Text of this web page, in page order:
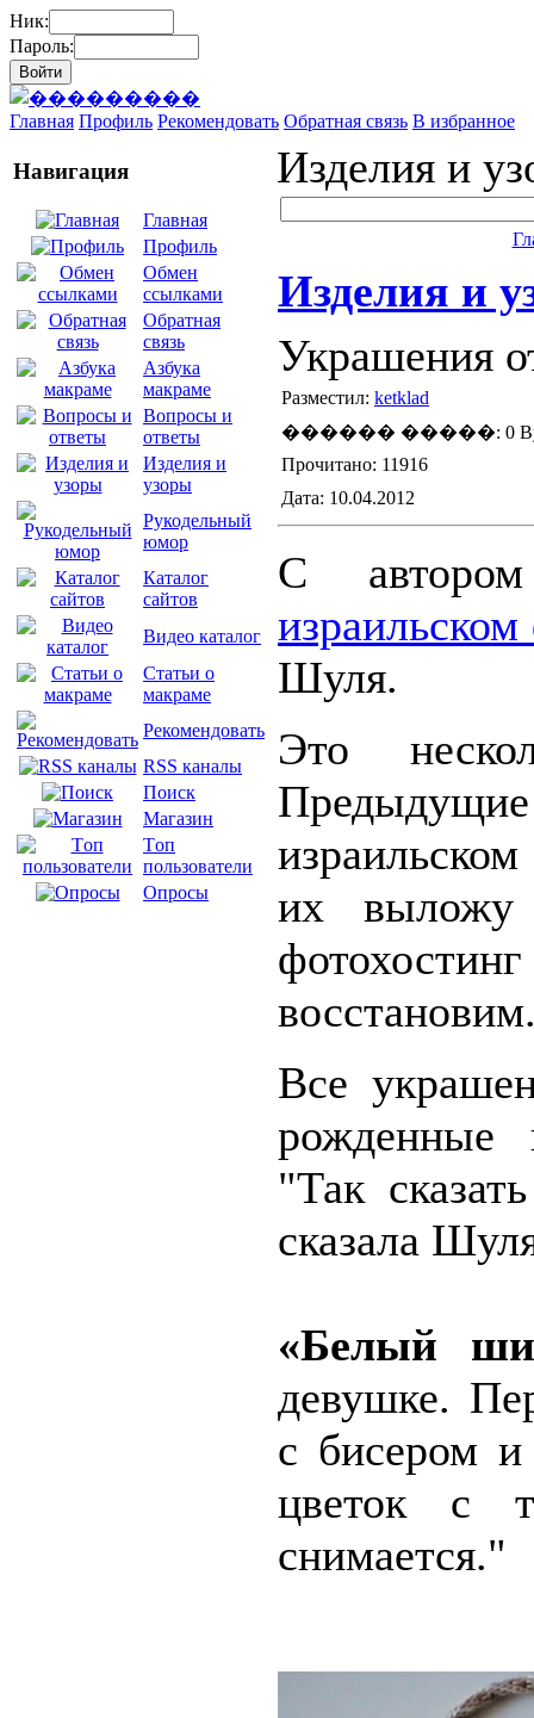
Ник:
Пароль:
Главная Профиль Рекомендовать Обратная связь В избранное
Навигация
Главная
Профиль
Обмен
ссылками
Обратная
связь
Азбука
макраме
Вопросы и
ответы
Изделия и
узоры
Рукодельный
юмор
Каталог
сайтов
Видео каталог
Статьи о
макраме
Рекомендовать
RSS каналы
Поиск
Магазин
Tоп
пользователи
Опросы
Изделия и
Изделия и
Украшения
Разместил: ketklad
������ �����: 0
Прочитано: 11916
Дата: 10.04.2012
С
Шуля.
Это
их выложу
Все
рожденные
"Так
сказала
«Белый
девушке.
с бисером
цветок с
снимается."